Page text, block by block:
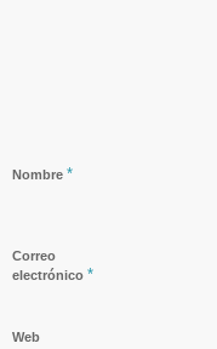
Nombre *
Correo
electrónico *
Web